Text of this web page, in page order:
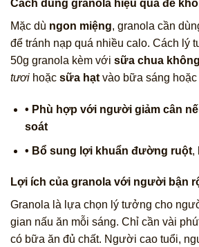
Cách dùng granola hiệu quả để
Mặc dù ngon miệng, granola cần
để tránh nạp quá nhiều calo. Cách lý
50g granola kèm với sữa chua
tươi hoặc sữa hạt vào bữa sáng
• Phù hợp với người giảm cân
soát
• Bổ sung lợi khuẩn đường ruột,
Lợi ích của granola với người bận
Granola là lựa chọn lý tưởng cho
gian nấu ăn mỗi sáng. Chỉ cần vài
có bữa ăn đủ chất. Người cao tuổi,